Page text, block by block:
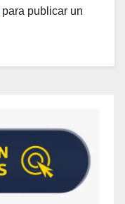
para publicar un